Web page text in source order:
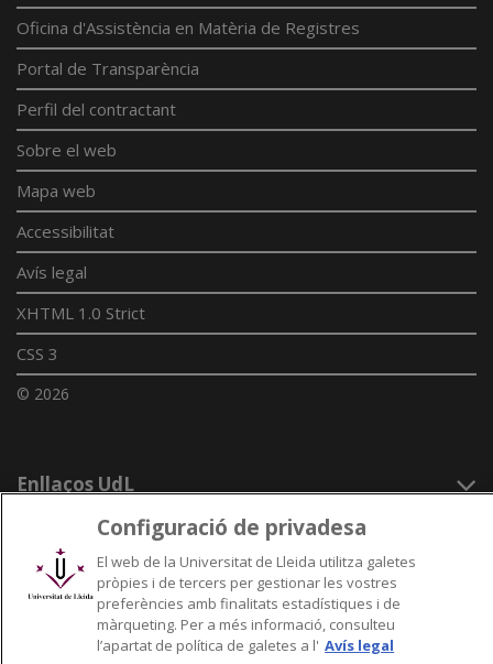
Oficina d'Assistència en Matèria de Registres
Portal de Transparència
Perfil del contractant
Sobre el web
Mapa web
Accessibilitat
Avís legal
XHTML 1.0 Strict
CSS 3
© 2026
Enllaços UdL
Xarxes universitàries
Configuració de privadesa
El web de la Universitat de Lleida utilitza galetes
pròpies i de tercers per gestionar les vostres
preferències amb finalitats estadístiques i de
màrqueting. Per a més informació, consulteu
l’apartat de política de galetes a l' Avís legal